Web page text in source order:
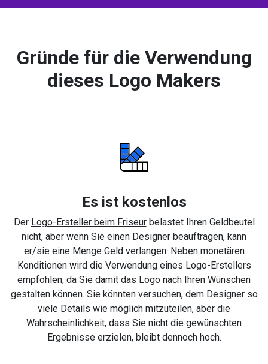
Gründe für die Verwendung
dieses Logo Makers
Es ist kostenlos
Der Logo-Ersteller beim Friseurbelastet Ihren Geldbeutel
nicht, aber wenn Sie einen Designer beauftragen, kann
er/sie eine Menge Geld verlangen. Neben monetären
Konditionen wird die Verwendung eines Logo-Erstellers
empfohlen, da Sie damit das Logo nach Ihren Wünschen
gestalten können. Sie könnten versuchen, dem Designer so
viele Details wie möglich mitzuteilen, aber die
Wahrscheinlichkeit, dass Sie nicht die gewünschten
Ergebnisse erzielen, bleibt dennoch hoch.